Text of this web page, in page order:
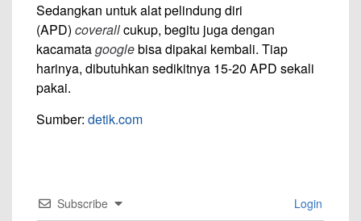
Sedangkan untuk alat pelindung diri
(APD) coverallcukup, begitu juga dengan
kacamatagooglebisa dipakai kembali. Tiap
harinya, dibutuhkan sedikitnya 15-20 APD sekali
pakai.
Sumber: detik.com
Subscribe Login